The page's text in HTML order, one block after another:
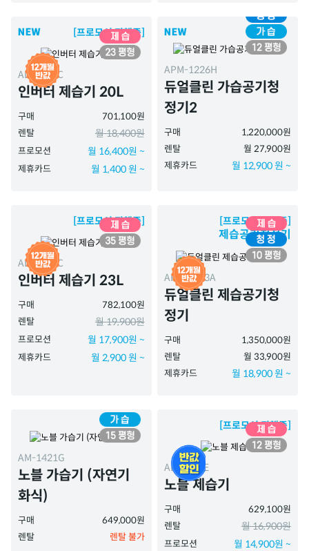
[프로모션 진행중]
AD-2026C
인버터 제습기 20L
구매
701,100원
렌탈
월 18,400원
프로모션 월 16,400원 ~
제휴카드 월 1,400 원 ~
APM-1226H
듀얼클린 가습공기청
정기2
구매
1,220,000원
렌탈
월 27,900원
제휴카드
월 12,900 원 ~
[프로모션 진행중]
AD-2325C
인버터 제습기 23L
구매
782,100원
렌탈
월 19,900원
프로모션 월 17,900원 ~
제휴카드 월 2,900 원 ~
[프로모션 진행중]
제습공기청정기
APD-1023A
듀얼클린 제습공기청
정기
구매
1,350,000원
렌탈
월 33,900원
제휴카드
월 18,900 원 ~
AM-1421G
노블 가습기 (자연기
화식)
구매
649,000원
렌탈
렌탈 불가
[프로모션 진행중]
AD-1221E
노블 제습기
구매
629,100원
렌탈
월 16,900원
프로모션 월 14,900원 ~